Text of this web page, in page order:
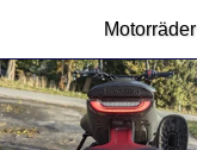
Motorräder